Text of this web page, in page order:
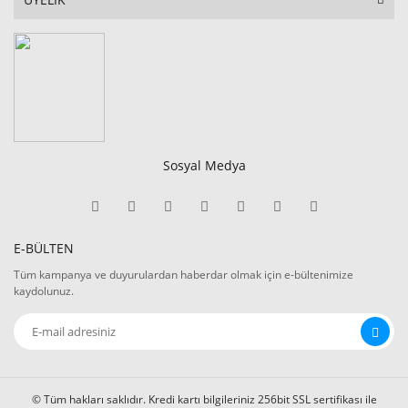
Sosyal Medya
E-BÜLTEN
Tüm kampanya ve duyurulardan haberdar olmak için e-bültenimize
kaydolunuz.
© Tüm hakları saklıdır. Kredi kartı bilgileriniz 256bit SSL sertifikası ile